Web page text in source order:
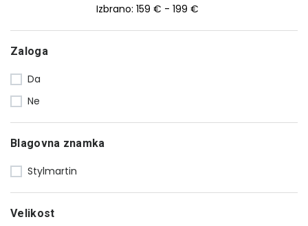
Izbrano: 159 € - 199 €
Zaloga
Da
Ne
Blagovna znamka
Stylmartin
Velikost